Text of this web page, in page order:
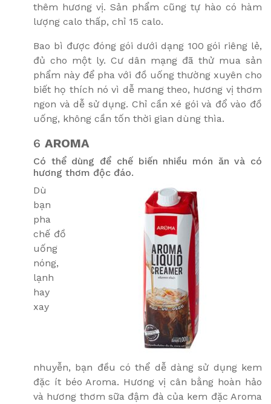
thêm hương vị. Sản phẩm cũng tự hào có hàm
lượng calo thấp, chỉ 15 calo.
Bao bì được đóng gói dưới dạng 100 gói riêng lẻ,
đủ cho một ly. Cư dân mạng đã thử mua sản
phẩm này để pha với đồ uống thường xuyên cho
biết họ thích nó vì dễ mang theo, hương vị thơm
ngon và dễ sử dụng. Chỉ cần xé gói và đổ vào đồ
uống, không cần tốn thời gian dùng thìa.
6 AROMA
Có thể dùng để chế biến nhiều món ăn và có
hương thơm độc đáo.
Dù
bạn
pha
chế đồ
uống
nóng,
lạnh
hay
xay
nhuyễn, bạn đều có thể dễ dàng sử dụng kem
đặc ít béo Aroma. Hương vị cân bằng hoàn hảo
và hương thơm sữa đậm đà của kem đặc Aroma